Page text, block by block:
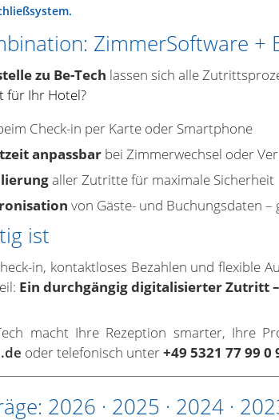
.
ZimmerSoftware +
zu Be-Tech lassen sich alle
für Ihr Hotel?
Check-in per Karte oder Smartphone
anpassbar bei Zimmerwechsel oder
aller Zutritte für maximale Sicherheit
von Gäste- und Buchungsdaten
ist
in, kontaktloses Bezahlen und
Ein durchgängig digitalisierter Zutritt
macht Ihre Rezeption smarter, Ihre
oder telefonisch unter+49 5321 77 99 0
2026 · 2025 · 2024 ·